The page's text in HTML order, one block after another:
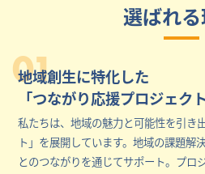
選ばれ
01
地域創生に特化した
「つながり応援プロジェク
私たちは、地域の魅力と可能性を引き
ト」を展開しています。地域の課題解
とのつながりを通じてサポート。プロ